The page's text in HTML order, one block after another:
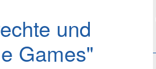
und
Games"